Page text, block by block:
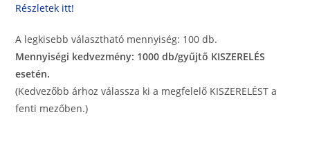
Részletek itt!
A legkisebb választható mennyiség: 100 db.
Mennyiségi kedvezmény: 1000 db/gyűjtő KISZERELÉS
esetén.
(Kedvezőbb árhoz válassza ki a megfelelő KISZERELÉST a
fenti mezőben.)